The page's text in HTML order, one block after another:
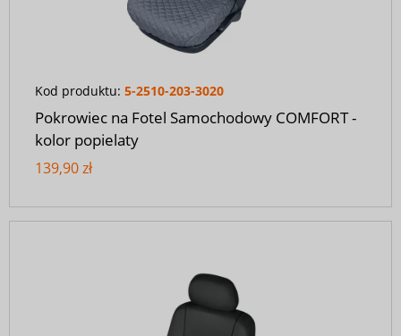
Kod produktu: 5-2510-203-3020
Pokrowiec na Fotel Samochodowy COMFORT -
kolor popielaty
139,90 zł